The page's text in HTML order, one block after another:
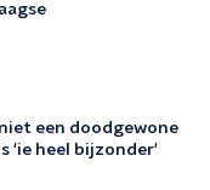
een doodgewone
'ie heel bijzonder'